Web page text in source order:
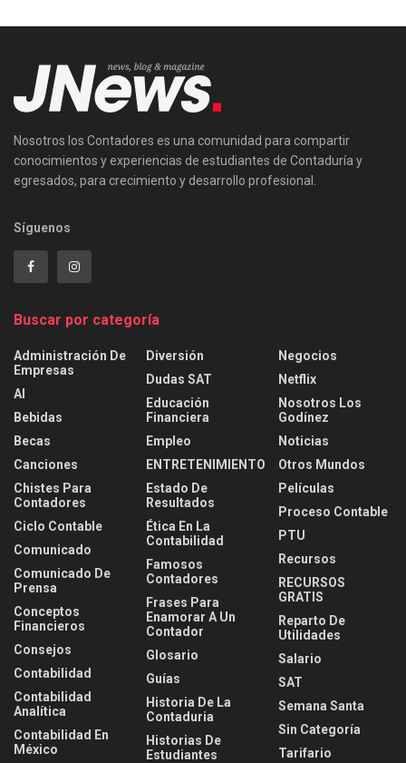
Nosotros los Contadores es una comunidad para compartir
conocimientos y experiencias de estudiantes de Contaduría y
egresados, para crecimiento y desarrollo profesional.
Síguenos
Buscar por categoría
Administración De
Empresas
AI
Bebidas
Becas
Canciones
Chistes Para
Contadores
Ciclo Contable
Comunicado
Comunicado De
Prensa
Conceptos
Financieros
Consejos
Contabilidad
Contabilidad
Analítica
Contabilidad En
México
Diversión
Dudas SAT
Educación
Financiera
Empleo
ENTRETENIMIENTO
Estado De
Resultados
Ética En La
Contabilidad
Famosos
Contadores
Frases Para
Enamorar A Un
Contador
Glosario
Guías
Historia De La
Contaduria
Historias De
Estudiantes
Negocios
Netflix
Nosotros Los
Godínez
Noticias
Otros Mundos
Películas
Proceso Contable
PTU
Recursos
RECURSOS
GRATIS
Reparto De
Utilidades
Salario
SAT
Semana Santa
Sin Categoría
Tarifario